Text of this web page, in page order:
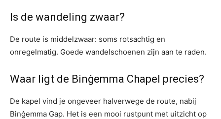
Is de wandeling zwaar?
De route is middelzwaar: soms rotsachtig en
onregelmatig. Goede wandelschoenen zijn aan te raden.
Waar ligt de Binġemma Chapel precies?
De kapel vind je ongeveer halverwege de route, nabij
Binġemma Gap. Het is een mooi rustpunt met uitzicht op